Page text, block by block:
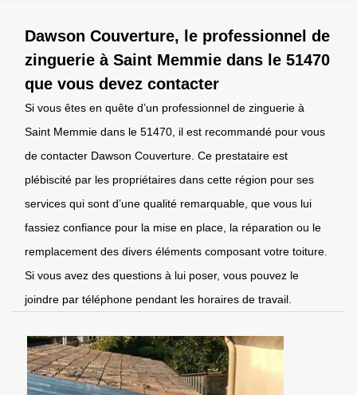
Dawson Couverture, le professionnel de
zinguerie à Saint Memmie dans le 51470
que vous devez contacter
Si vous êtes en quête d’un professionnel de zinguerie à
Saint Memmie dans le 51470, il est recommandé pour vous
de contacter Dawson Couverture. Ce prestataire est
plébiscité par les propriétaires dans cette région pour ses
services qui sont d’une qualité remarquable, que vous lui
fassiez confiance pour la mise en place, la réparation ou le
remplacement des divers éléments composant votre toiture.
Si vous avez des questions à lui poser, vous pouvez le
joindre par téléphone pendant les horaires de travail.